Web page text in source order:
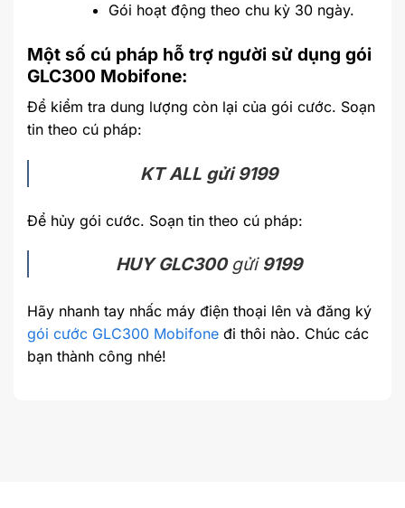
Gói hoạt động theo chu kỳ 30 ngày.
Một số cú pháp hỗ trợ người sử dụng gói
GLC300 Mobifone:
Để kiểm tra dung lượng còn lại của gói cước. Soạn
tin theo cú pháp:
KT ALL gửi 9199
Để hủy gói cước. Soạn tin theo cú pháp:
HUY GLC300 gửi 9199
Hãy nhanh tay nhấc máy điện thoại lên và đăng ký
gói cước GLC300 Mobifone đi thôi nào. Chúc các
bạn thành công nhé!